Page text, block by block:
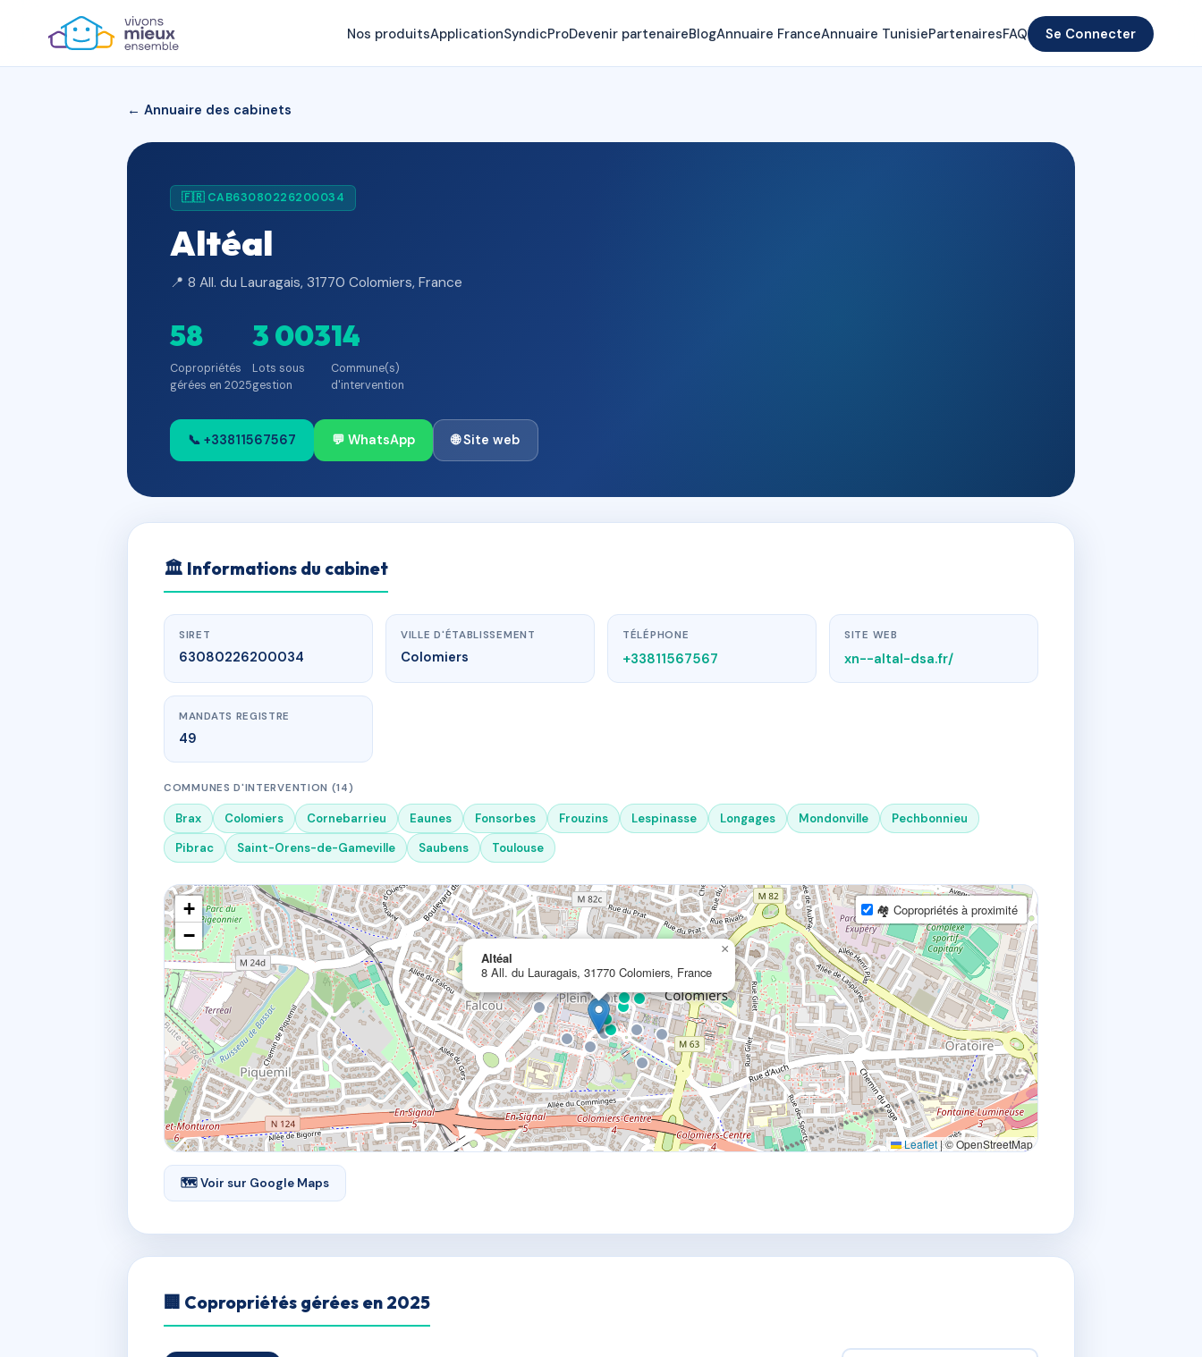
Nos produitsApplicationSyndicProDevenir partenaireBlogAnnuaire FranceAnnuaire TunisiePartenairesFAQ Se Connecter
← Annuaire des cabinets
🇫🇷 CAB63080226200034
Altéal
📍 8 All. du Lauragais, 31770 Colomiers, France
58
Copropriétés
gérées en 2025
3 003
Lots sous
gestion
14
Commune(s)
d'intervention
📞 +33811567567 💬 WhatsApp 🌐 Site web
🏛 Informations du cabinet
SIRET
63080226200034
VILLE D'ÉTABLISSEMENT
Colomiers
TÉLÉPHONE
+33811567567
SITE WEB
xn--altal-dsa.fr/
MANDATS REGISTRE
49
COMMUNES D'INTERVENTION (14)
Brax Colomiers Cornebarrieu Eaunes Fonsorbes Frouzins Lespinasse Longages Mondonville
Pechbonnieu
Pibrac
Saint-Orens-de-Gameville Saubens Toulouse
Altéal
8 All. du Lauragais, 31770 Colomiers, France
×
+
−
🏘 Copropriétés à proximité
Leaflet|© OpenStreetMap
🗺 Voir sur Google Maps
🏢 Copropriétés gérées en 2025